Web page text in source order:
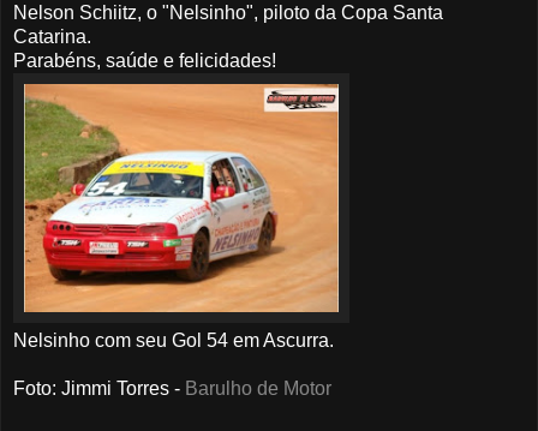
Nelson Schiitz, o "Nelsinho", piloto da Copa Santa
Catarina.
Parabéns, saúde e felicidades!
Nelsinho com seu Gol 54 em Ascurra.
Foto: Jimmi Torres - Barulho de Motor